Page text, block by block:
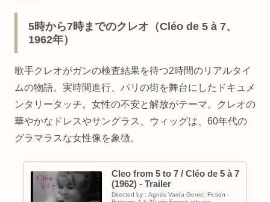
5時から7時までのクレオ（Cléo de 5 à 7、
1962年）
歌手クレオがガンの検査結果を待つ2時間のリアルタイ
ムの物語。実時間進行、パリの街を舞台にしたドキュメ
ンタリータッチ。女性の不安と解放がテーマ。クレオの
華やかなドレスやサングラス、ウィッグは、60年代の
グラマラスな女性像を象徴。
Cleo from 5 to 7 / Cléo de 5 à 7
(1962) - Trailer
Directed by : Agnès Varda Genre: Fiction -